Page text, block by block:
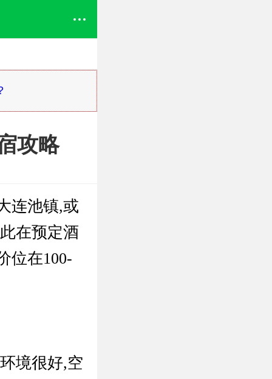
攻略
连池镇,或
在预定酒
位在100-
境很好,空